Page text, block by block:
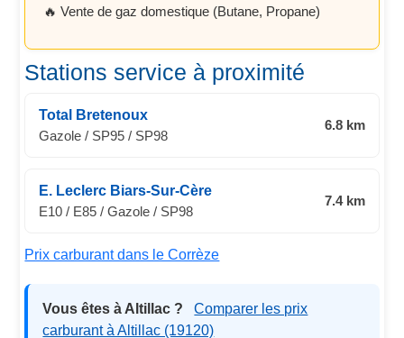
🔥 Vente de gaz domestique (Butane, Propane)
Stations service à proximité
Total Bretenoux
Gazole / SP95 / SP98
6.8 km
E. Leclerc Biars-Sur-Cère
E10 / E85 / Gazole / SP98
7.4 km
Prix carburant dans le Corrèze
Vous êtes à Altillac ?
Comparer les prix
carburant à Altillac (19120)